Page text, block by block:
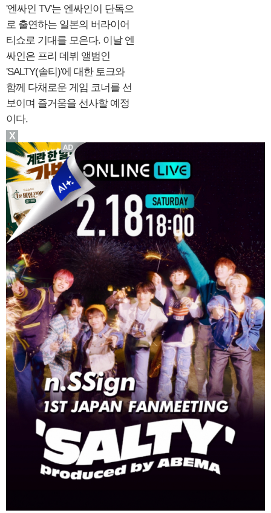
'엔싸인 TV'는 엔싸인이 단독으
로 출연하는 일본의 버라이어
티쇼로 기대를 모은다. 이날 엔
싸인은 프리 데뷔 앨범인
'SALTY(솔티)'에 대한 토크와
함께 다채로운 게임 코너를 선
보이며 즐거움을 선사할 예정
이다.
X